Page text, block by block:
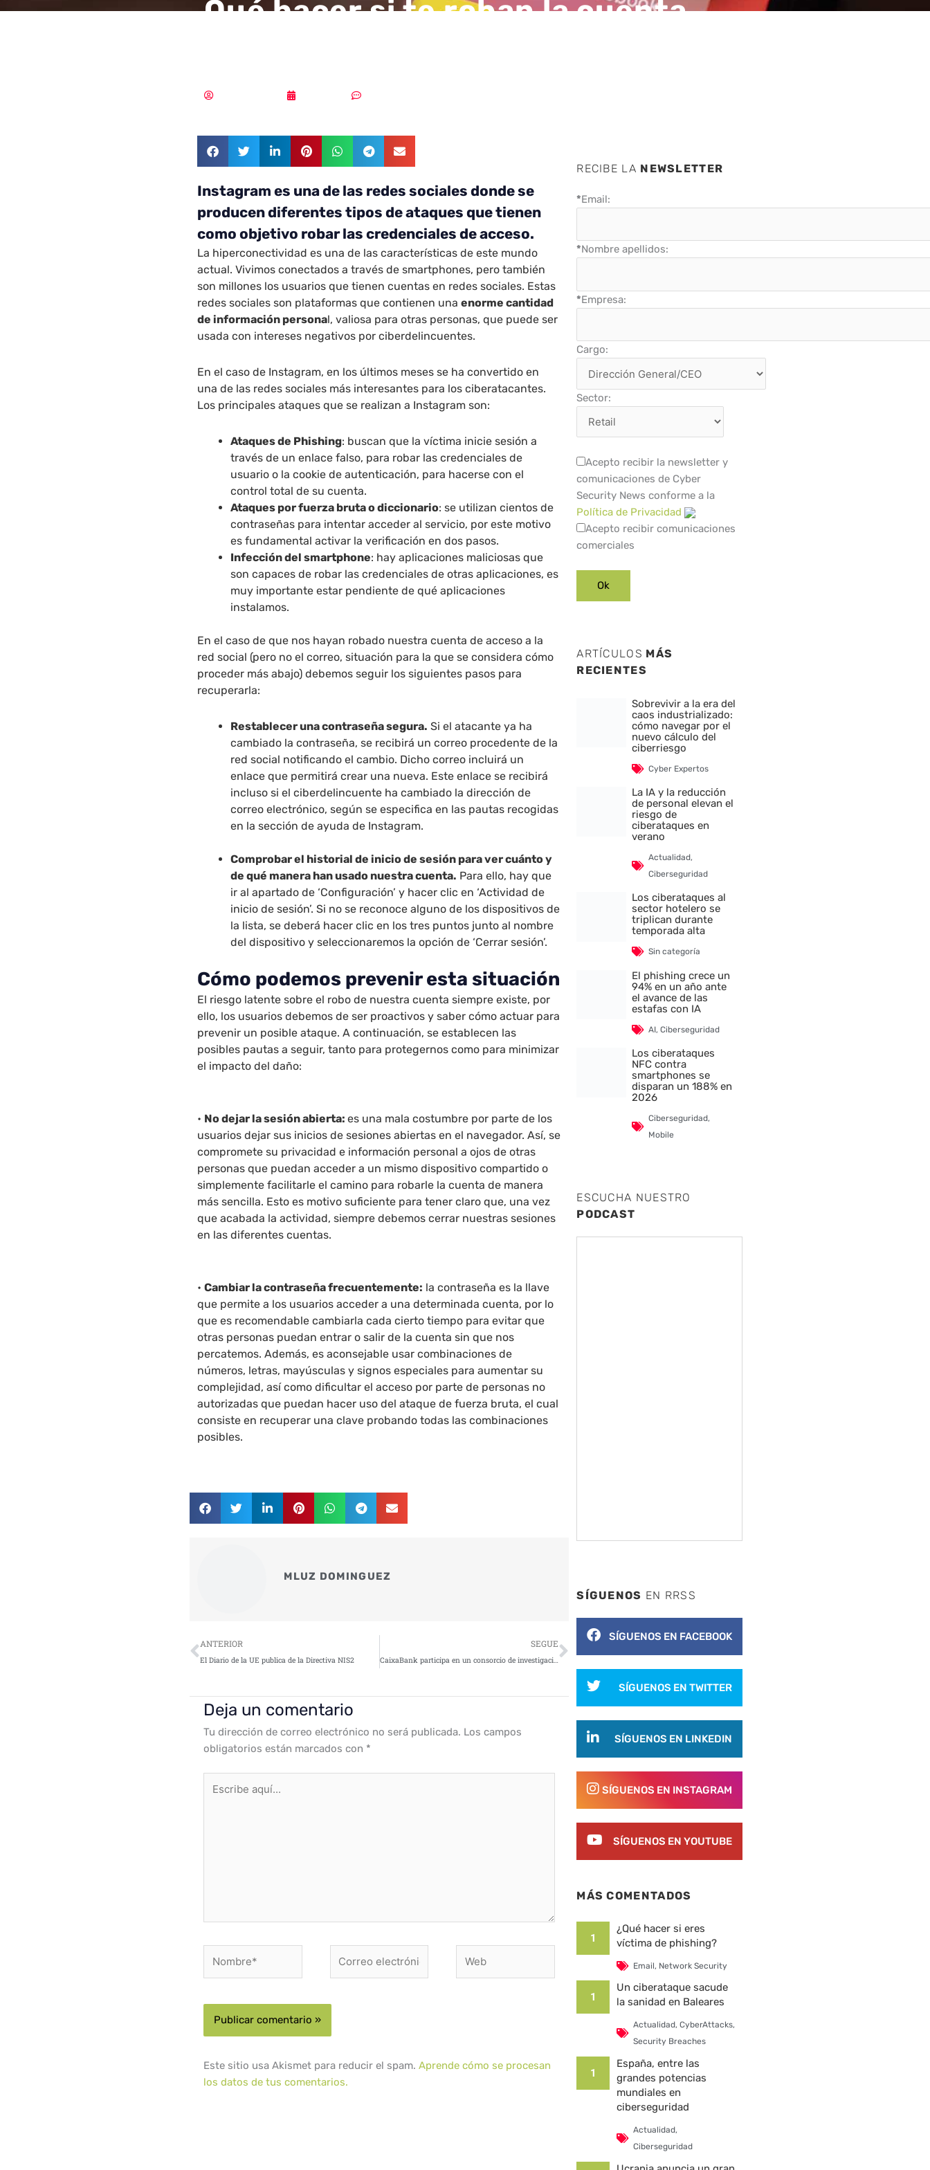
Qué hacer si te roban la cuenta
Instagram es una de las redes sociales donde se
producen diferentes tipos de ataques que tienen
como objetivo robar las credenciales de acceso.
La hiperconectividad es una de las características de este mundo
actual. Vivimos conectados a través de smartphones, pero también
son millones los usuarios que tienen cuentas en redes sociales. Estas
redes sociales son plataformas que contienen unaenorme cantidad
de información personal, valiosa para otras personas, que puede ser
usada con intereses negativos por ciberdelincuentes.
En el caso de Instagram, en los últimos meses se ha convertido en
una de las redes sociales más interesantes para los ciberatacantes.
Los principales ataques que se realizan a Instagram son:
Ataques de Phishing: buscan que la víctima inicie sesión a
través de un enlace falso, para robar las credenciales de
usuario o la cookie de autenticación, para hacerse con el
control total de su cuenta.
Ataques por fuerza bruta o diccionario: se utilizan cientos de
contraseñas para intentar acceder al servicio, por este motivo
es fundamental activar la verificación en dos pasos.
Infección del smartphone: hay aplicaciones maliciosas que
son capaces de robar las credenciales de otras aplicaciones, es
muy importante estar pendiente de qué aplicaciones
instalamos.
En el caso de que nos hayan robado nuestra cuenta de acceso a la
red social (pero no el correo, situación para la que se considera cómo
proceder más abajo) debemos seguir los siguientes pasos para
recuperarla:
Restablecer una contraseña segura. Si el atacante ya ha
cambiado la contraseña, se recibirá un correo procedente de la
red social notificando el cambio. Dicho correo incluirá un
enlace que permitirá crear una nueva. Este enlace se recibirá
incluso si el ciberdelincuente ha cambiado la dirección de
correo electrónico, según se especifica en las pautas recogidas
en la sección de ayuda de Instagram.
Comprobar el historial de inicio de sesión para ver cuánto y
de qué manera han usado nuestra cuenta. Para ello, hay que
ir al apartado de ‘Configuración’ y hacer clic en ‘Actividad de
inicio de sesión’. Si no se reconoce alguno de los dispositivos de
la lista, se deberá hacer clic en los tres puntos junto al nombre
del dispositivo y seleccionaremos la opción de ‘Cerrar sesión’.
Cómo podemos prevenir esta situación
El riesgo latente sobre el robo de nuestra cuenta siempre existe, por
ello, los usuarios debemos de ser proactivos y saber cómo actuar para
prevenir un posible ataque. A continuación, se establecen las
posibles pautas a seguir, tanto para protegernos como para minimizar
el impacto del daño:
• No dejar la sesión abierta:es una mala costumbre por parte de los
usuarios dejar sus inicios de sesiones abiertas en el navegador. Así, se
compromete su privacidad e información personal a ojos de otras
personas que puedan acceder a un mismo dispositivo compartido o
simplemente facilitarle el camino para robarle la cuenta de manera
más sencilla. Esto es motivo suficiente para tener claro que, una vez
que acabada la actividad, siempre debemos cerrar nuestras sesiones
en las diferentes cuentas.
•Cambiar la contraseña frecuentemente: la contraseña es la llave
que permite a los usuarios acceder a una determinada cuenta, por lo
que es recomendable cambiarla cada cierto tiempo para evitar que
otras personas puedan entrar o salir de la cuenta sin que nos
percatemos. Además, es aconsejable usar combinaciones de
números, letras, mayúsculas y signos especiales para aumentar su
complejidad, así como dificultar el acceso por parte de personas no
autorizadas que puedan hacer uso del ataque de fuerza bruta, el cual
consiste en recuperar una clave probando todas las combinaciones
posibles.
MLUZ DOMINGUEZ
Ant
ANTERIOR
El Diario de la UE publica de la Directiva NIS2
SEGUE
CaixaBank participa en un consorcio de investigación europeo para explorar nuevas formas de combatir ciberataques mediante inteligencia artificial
Siguiente
Deja un comentario
Tu dirección de correo electrónico no será publicada. Los campos
obligatorios están marcados con *
aquí...
electrónico*
Este sitio usa Akismet para reducir el spam.Aprende cómo se procesan
los datos de tus comentarios.
RECIBE LA NEWSLETTER
*Email:
*Nombre apellidos:
*Empresa:
Cargo:
Sector:
Acepto recibir la newsletter y
comunicaciones de Cyber
Security News conforme a la
Política de Privacidad
Acepto recibir comunicaciones
comerciales
ARTÍCULOS MÁS
RECIENTES
Sobrevivir a la era del
caos industrializado:
cómo navegar por el
nuevo cálculo del
ciberriesgo
Cyber Expertos
La IA y la reducción
de personal elevan el
riesgo de
ciberataques en
verano
Actualidad,
Ciberseguridad
Los ciberataques al
sector hotelero se
triplican durante
temporada alta
Sin categoría
El phishing crece un
94% en un año ante
el avance de las
estafas con IA
AI,Ciberseguridad
Los ciberataques
NFC contra
smartphones se
disparan un 188% en
2026
Ciberseguridad,
Mobile
ESCUCHA NUESTRO
PODCAST
SÍGUENOS EN RRSS
SÍGUENOS EN FACEBOOK
SÍGUENOS EN TWITTER
SÍGUENOS EN LINKEDIN
SÍGUENOS EN INSTAGRAM
SÍGUENOS EN YOUTUBE
MÁS COMENTADOS
1
¿Qué hacer si eres
víctima de phishing?
Email, Network Security
1
Un ciberataque sacude
la sanidad en Baleares
Actualidad, CyberAttacks,
Security Breaches
1
España, entre las
grandes potencias
mundiales en
ciberseguridad
Actualidad,
Ciberseguridad